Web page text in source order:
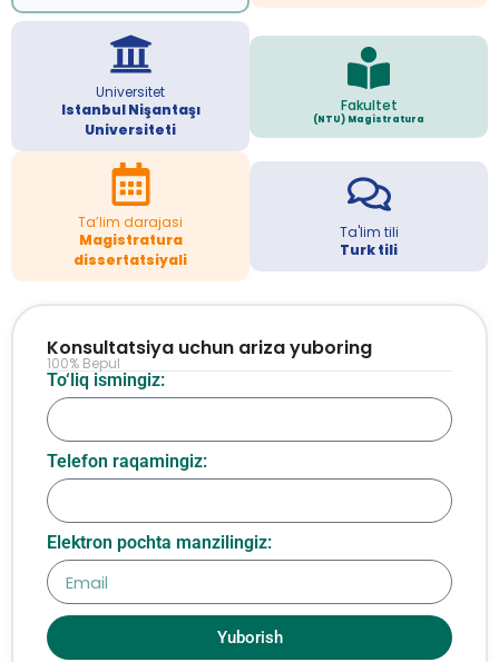
Universitet
Istanbul Nişantaşı
Universiteti
Fakultet
(NTU) Magistratura
Ta’lim darajasi
Magistratura
dissertatsiyali
Ta'lim tili
Turk tili
To‘liq ismingiz:
Telefon raqamingiz:
Elektron pochta manzilingiz:
Yuborish
Konsultatsiya uchun ariza yuboring
100% Bepul